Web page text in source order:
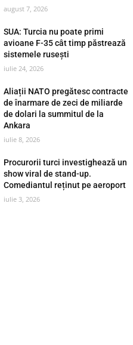
august 7, 2026
SUA: Turcia nu poate primi
avioane F-35 cât timp păstrează
sistemele rusești
iulie 24, 2026
Aliații NATO pregătesc contracte
de înarmare de zeci de miliarde
de dolari la summitul de la
Ankara
iulie 8, 2026
Procurorii turci investighează un
show viral de stand-up.
Comediantul reținut pe aeroport
iulie 3, 2026